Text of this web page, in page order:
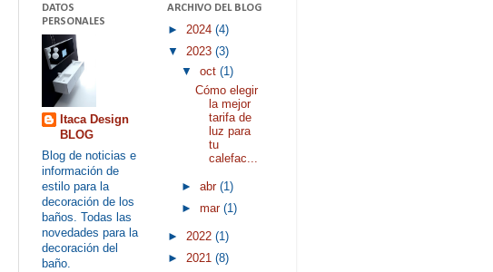
DATOS
PERSONALES
Itaca Design
BLOG
Blog de noticias e
información de
estilo para la
decoración de los
baños. Todas las
novedades para la
decoración del
baño.
ARCHIVO DEL BLOG
► 2024 (4)
▼ 2023 (3)
▼oct(1)
Cómo elegir
la mejor
tarifa de
luz para
tu
calefac...
►abr(1)
►mar(1)
► 2022 (1)
► 2021 (8)